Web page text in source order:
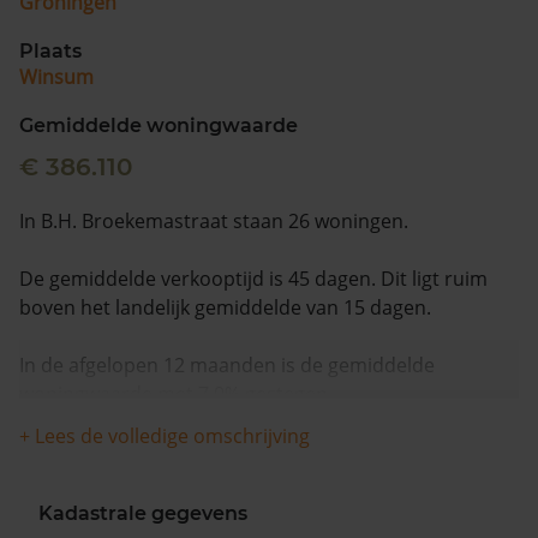
Plaats
Winsum
Gemiddelde woningwaarde
€ 386.110
In B.H. Broekemastraat staan 26 woningen.
De gemiddelde verkooptijd is 45 dagen. Dit ligt ruim
boven het landelijk gemiddelde van 15 dagen.
In de afgelopen 12 maanden is de gemiddelde
+ Lees de volledige omschrijving
Kadastrale gegevens